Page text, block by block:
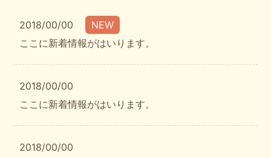
2018/00/00
NEW
ここに新着情報がはいります。
2018/00/00
ここに新着情報がはいります。
2018/00/00